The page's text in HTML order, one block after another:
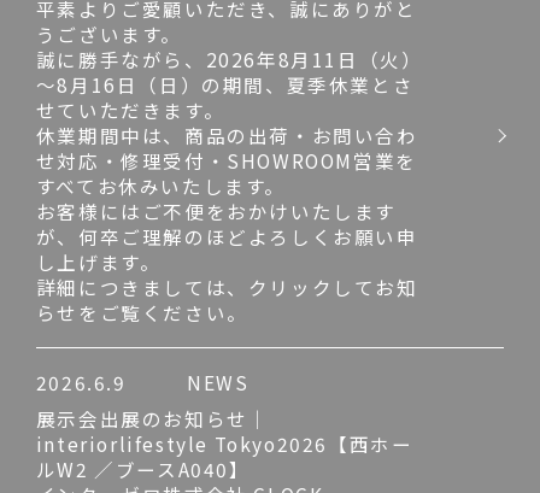
平素よりご愛顧いただき、誠にありがと
うございます。
誠に勝手ながら、2026年8月11日（火）
～8月16日（日）の期間、夏季休業とさ
せていただきます。
休業期間中は、商品の出荷・お問い合わ
せ対応・修理受付・SHOWROOM営業を
すべてお休みいたします。
お客様にはご不便をおかけいたします
が、何卒ご理解のほどよろしくお願い申
し上げます。
詳細につきましては、クリックしてお知
らせをご覧ください。
2026.6.9
NEWS
展示会出展のお知らせ｜
interiorlifestyle Tokyo2026【西ホー
ルW2 ／ブースA040】